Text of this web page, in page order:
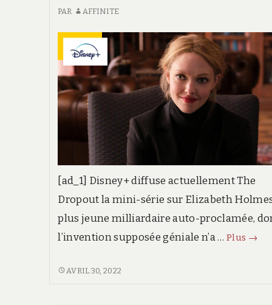
PAR AFFINITE
[ad_1] Disney+ diffuse actuellement The
Dropout la mini-série sur Elizabeth
plus jeune milliardaire auto-proclamée,
l’invention supposée géniale n’a …Plus The
→
THEAVRIL 30, 2022